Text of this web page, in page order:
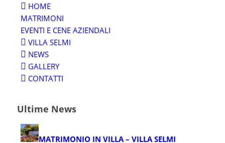
HOME
MATRIMONI
EVENTI E CENE AZIENDALI
VILLA SELMI
NEWS
GALLERY
CONTATTI
Ultime News
MATRIMONIO IN VILLA – VILLA SELMI